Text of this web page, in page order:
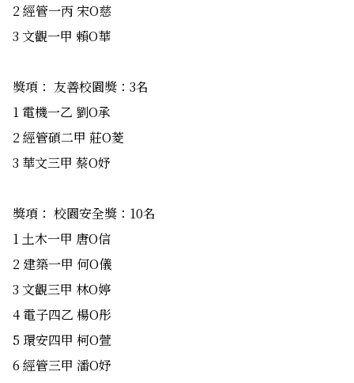
2 經管一丙 宋O慈
3 文觀一甲 賴O華
獎項： 友善校園獎：3名
1 電機一乙 劉O承
2 經管碩二甲 莊O菱
3 華文三甲 蔡O妤
獎項： 校園安全獎：10名
1 土木一甲 唐O信
2 建築一甲 何O儀
3 文觀三甲 林O婷
4 電子四乙 楊O彤
5 環安四甲 柯O萱
6 經管三甲 潘O妤